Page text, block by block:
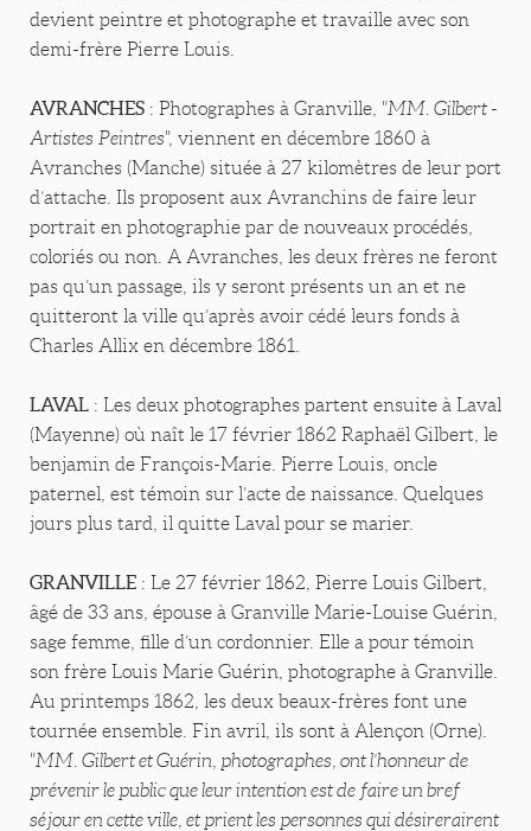
devient peintre et photographe et travaille avec son
demi-frère Pierre Louis.
AVRANCHES : Photographes à Granville, "MM. Gilbert -
Artistes Peintres", viennent en décembre 1860 à
Avranches (Manche) située à 27 kilomètres de leur port
d’attache. Ils proposent aux Avranchins de faire leur
portrait en photographie par de nouveaux procédés,
coloriés ou non. A Avranches, les deux frères ne feront
pas qu’un passage, ils y seront présents un an et ne
quitteront la ville qu’après avoir cédé leurs fonds à
Charles Allix en décembre 1861.
LAVAL : Les deux photographes partent ensuite à Laval
(Mayenne) où naît le 17 février 1862 Raphaël Gilbert, le
benjamin de François-Marie. Pierre Louis, oncle
paternel, est témoin sur l’acte de naissance. Quelques
jours plus tard, il quitte Laval pour se marier.
GRANVILLE : Le 27 février 1862, Pierre Louis Gilbert,
âgé de 33 ans, épouse à Granville Marie-Louise Guérin,
sage femme, fille d’un cordonnier. Elle a pour témoin
son frère Louis Marie Guérin, photographe à Granville.
Au printemps 1862, les deux beaux-frères font une
tournée ensemble. Fin avril, ils sont à Alençon (Orne).
"MM. Gilbert et Guérin, photographes, ont l’honneur de
prévenir le public que leur intention est de faire un bref
séjour en cette ville, et prient les personnes qui désirerairent